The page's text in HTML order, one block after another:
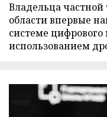
Владельца
области впервые
системе
использованием